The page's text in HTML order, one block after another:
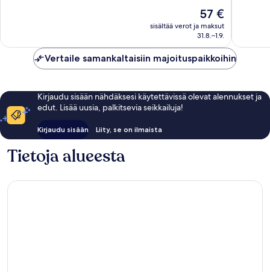
Hinta
57 €
57 €
sisältää verot ja maksut
31.8.–1.9.
Vertaile samankaltaisiin majoituspaikkoihin
Kirjaudu sisään nähdäksesi käytettävissä olevat alennukset ja
edut. Lisää uusia, palkitsevia seikkailuja!
Kirjaudu sisään Liity, se on ilmaista
Tietoja alueesta